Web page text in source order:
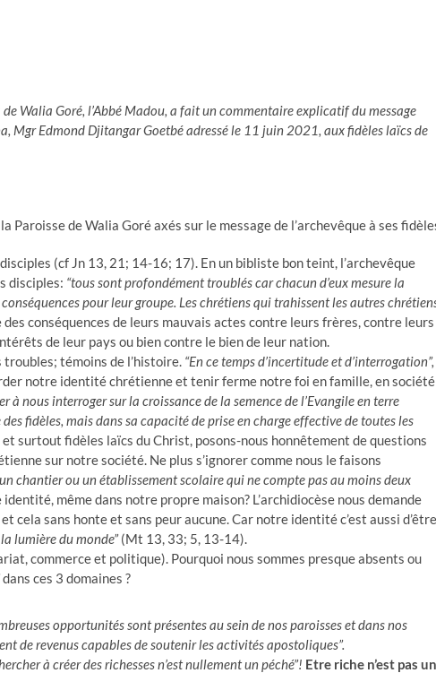
Walia Goré, l’Abbé Madou, a fait un commentaire explicatif du message
Mgr Edmond Djitangar Goetbé adressé le 11 juin 2021, aux fidèles laïcs de
de Walia Goré axés sur le message de l’archevêque à ses
(cf Jn 13, 21; 14-16; 17). En un bibliste bon teint, l’archevêque
disciples: “tous sont profondément troublés car chacun d’eux mesure la
pour leur groupe. Les chrétiens qui trahissent les autres
conséquences de leurs mauvais actes contre leurs frères, contre leurs
de leur pays ou bien contre le bien de leur nation.
témoins de l’histoire. “En ce temps d’incertitude et d’interrogation”,
notre identité chrétienne et tenir ferme notre foi en famille, en société
à nous interroger sur la croissance de la semence de l’Evangile en terre
fidèles, mais dans sa capacité de prise en charge effective de toutes les
surtout fidèles laïcs du Christ, posons-nous honnêtement de questions
sur notre société. Ne plus s’ignorer comme nous le faisons
chantier ou un établissement scolaire qui ne compte pas au moins deux
même dans notre propre maison? L’archidiocèse nous demande
cela sans honte et sans peur aucune. Car notre identité c’est aussi d’être
lumière du monde”(Mt 13, 33; 5, 13-14).
commerce et politique). Pourquoi nous sommes presque absents ou
dans ces 3 domaines ?
opportunités sont présentes au sein de nos paroisses et dans nos
de revenus capables de soutenir les activités apostoliques”.
à créer des richesses n’est nullement un péché”! Etre riche n’est pas un